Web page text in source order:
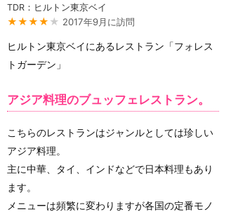
TDR：ヒルトン東京ベイ
★★★★ ★ 2017年9月に訪問
ヒルトン東京ベイにあるレストラン「フォレス
トガーデン」
アジア料理のブュッフェレストラン。
こちらのレストランはジャンルとしては珍しい
アジア料理。
主に中華、タイ、インドなどで日本料理もあり
ます。
メニューは頻繁に変わりますが各国の定番モノ